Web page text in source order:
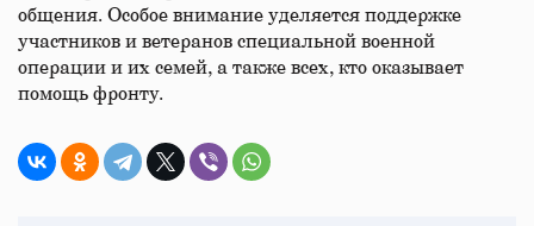
общения. Особое внимание уделяется поддержке
участников и ветеранов специальной военной
операции и их семей, а также всех, кто оказывает
помощь фронту.